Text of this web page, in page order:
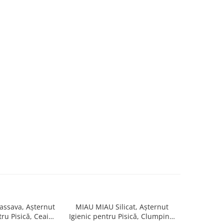
Așternut
Pisică, Ceai
MIAU MIAU Silicat, Așternut
Igienic pentru Pisică, Clumping,